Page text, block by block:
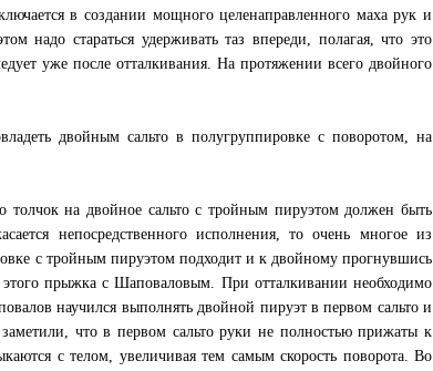
в создании мощного целенаправленного маха рук и
надо стараться удерживать таз впереди, полагая, что это
уже после отталкивания. На протяжении всего двойного
двойным сальто в полугруппировке с поворотом, на
на двойное сальто с тройным пируэтом должен быть
непосредственного исполнения, то очень многое из
с тройным пируэтом подходит и к двойному прогнувшись
прыжка с Шаповаловым. При отталкивании необходимо
научился выполнять двойной пируэт в первом сальто и
что в первом сальто руки не полностью прижаты к
с телом, увеличивая тем самым скорость поворота. Во